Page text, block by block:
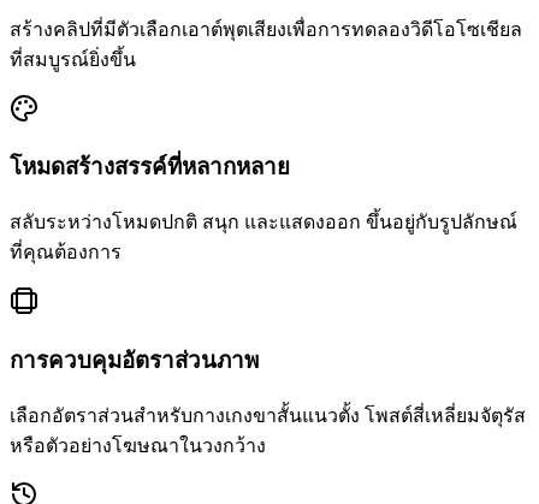
สร้างคลิปที่มีตัวเลือกเอาต์พุตเสียงเพื่อการทดลองวิดีโอโซเชียล
ที่สมบูรณ์ยิ่งขึ้น
โหมดสร้างสรรค์ที่หลากหลาย
สลับระหว่างโหมดปกติ สนุก และแสดงออก ขึ้นอยู่กับรูปลักษณ์
ที่คุณต้องการ
การควบคุมอัตราส่วนภาพ
เลือกอัตราส่วนสำหรับกางเกงขาสั้นแนวตั้ง โพสต์สี่เหลี่ยมจัตุรัส
หรือตัวอย่างโฆษณาในวงกว้าง